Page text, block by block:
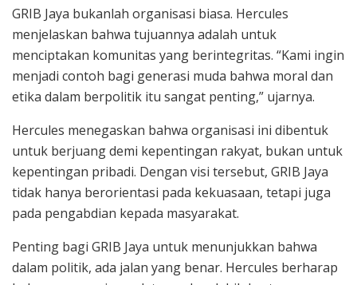
GRIB Jaya bukanlah organisasi biasa. Hercules
menjelaskan bahwa tujuannya adalah untuk
menciptakan komunitas yang berintegritas. “Kami ingin
menjadi contoh bagi generasi muda bahwa moral dan
etika dalam berpolitik itu sangat penting,” ujarnya.
Hercules menegaskan bahwa organisasi ini dibentuk
untuk berjuang demi kepentingan rakyat, bukan untuk
kepentingan pribadi. Dengan visi tersebut, GRIB Jaya
tidak hanya berorientasi pada kekuasaan, tetapi juga
pada pengabdian kepada masyarakat.
Penting bagi GRIB Jaya untuk menunjukkan bahwa
dalam politik, ada jalan yang benar. Hercules berharap